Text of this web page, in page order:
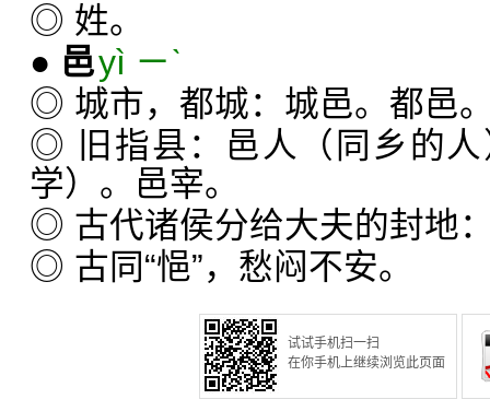
◎ 姓。
● 邑yì ㄧˋ
◎ 城市，都城：城邑。都邑
◎ 旧指县：邑人（同乡的
学）。邑宰。
◎ 古代诸侯分给大夫的封地
◎ 古同“悒”，愁闷不安。
试试手机扫一扫
在你手机上继续浏览此页面